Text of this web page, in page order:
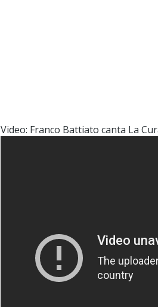
Video: Franco Battiato canta La